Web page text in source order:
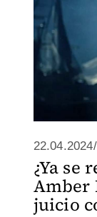
22.04.2024/
¿Ya se
Amber
juicio